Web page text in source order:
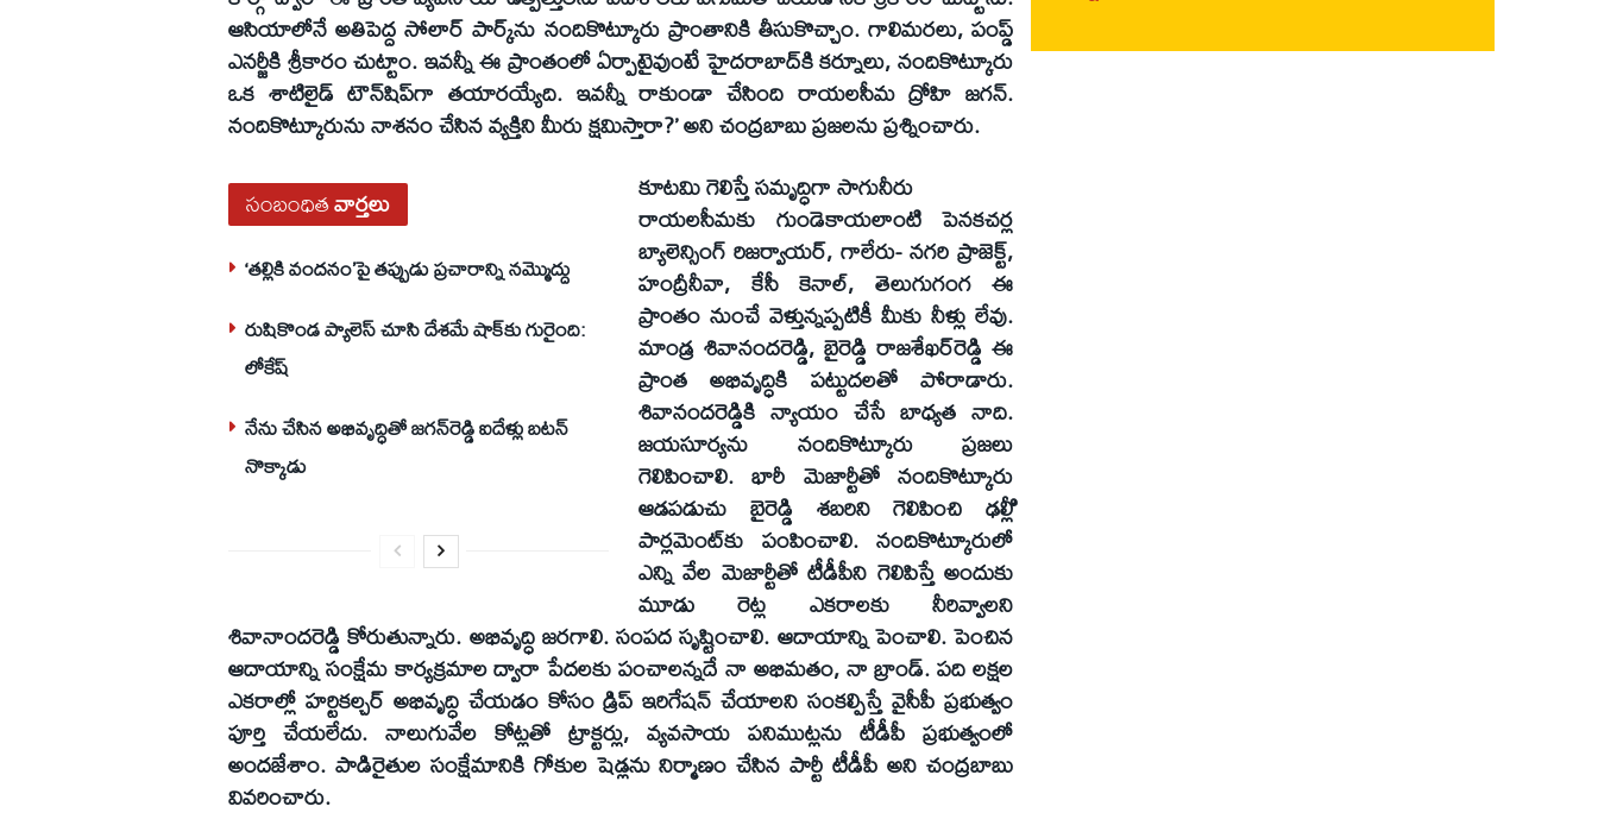
ఆసియాలోనే అతిపెద్ద సోలార్‌ పార్క్‌ను నందికొట్కూరు ప్రాంతానికి తీసుకొచ్చాం. గాలిమరలు, పంప్డ్‌
ఎనర్జీకి శ్రీకారం చుట్టాం. ఇవన్నీ ఈ ప్రాంతంలో ఏర్పాటైవుంటే హైదరాబాద్‌కి కర్నూలు, నందికొట్కూరు
ఒక శాటిలైడ్‌ టౌన్‌షిప్‌గా తయారయ్యేది. ఇవన్నీ రాకుండా చేసింది రాయలసీమ ద్రోహి జగన్‌.
నందికొట్కూరును నాశనం చేసిన వ్యక్తిని మీరు క్షమిస్తారా?’ అని చంద్రబాబు ప్రజలను ప్రశ్నించారు.
సంబంధితవార్తలు
‘తల్లికి వందనం’పై తప్పుడు ప్రచారాన్ని నమ్మొద్దు
రుషికొండ ప్యాలెస్‌ చూసి దేశమే షాక్‌కు గురైంది:
లోకేష్‌
నేను చేసిన అభివృద్ధితో జగన్‌రెడ్డి ఐదేళ్లు బటన్‌
నొక్కాడు
కూటమి గెలిస్తే సమృద్ధిగా సాగునీరు
రాయలసీమకు గుండెకాయలాంటి పెనకచర్ల
బ్యాలెన్సింగ్‌ రిజర్వాయర్‌, గాలేరు- నగరి ప్రాజెక్ట్‌,
హంద్రీనీవా, కేసీ కెనాల్‌, తెలుగుగంగ ఈ
ప్రాంతం నుంచే వెళ్తున్నప్పటికీ మీకు నీళ్లు లేవు.
మాండ్ర శివానందరెడ్డి, బైరెడ్డి రాజశేఖర్‌రెడ్డి ఈ
ప్రాంత అభివృద్ధికి పట్టుదలతో పోరాడారు.
శివానందరెడ్డికి న్యాయం చేసే బాధ్యత నాది.
జయసూర్యను నందికొట్కూరు ప్రజలు
గెలిపించాలి. భారీ మెజార్టీతో నందికొట్కూరు
ఆడపడుచు బైరెడ్డి శబరిని గెలిపించి ఢల్లీి
పార్లమెంట్‌కు పంపించాలి. నందికొట్కూరులో
ఎన్ని వేల మెజార్టీతో టీడీపీని గెలిపిస్తే అందుకు
మూడు రెట్ల ఎకరాలకు నీరివ్వాలని
శివానాందరెడ్డి కోరుతున్నారు. అభివృద్ధి జరగాలి. సంపద సృష్టించాలి. ఆదాయాన్ని పెంచాలి. పెంచిన
ఆదాయాన్ని సంక్షేమ కార్యక్రమాల ద్వారా పేదలకు పంచాలన్నదే నా అభిమతం, నా బ్రాండ్‌. పది లక్షల
ఎకరాల్లో హర్టికల్చర్‌ అభివృద్ధి చేయడం కోసం డ్రిప్‌ ఇరిగేషన్‌ చేయాలని సంకల్పిస్తే వైసీపీ ప్రభుత్వం
పూర్తి చేయలేదు. నాలుగువేల కోట్లతో ట్రాక్టర్లు, వ్యవసాయ పనిముట్లను టీడీపీ ప్రభుత్వంలో
అందజేశాం. పాడిరైతుల సంక్షేమానికి గోకుల షెడ్లను నిర్మాణం చేసిన పార్టీ టీడీపీ అని చంద్రబాబు
వివరించారు.